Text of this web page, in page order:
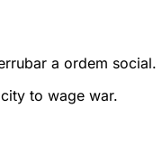
a ordem social.
to wage war.